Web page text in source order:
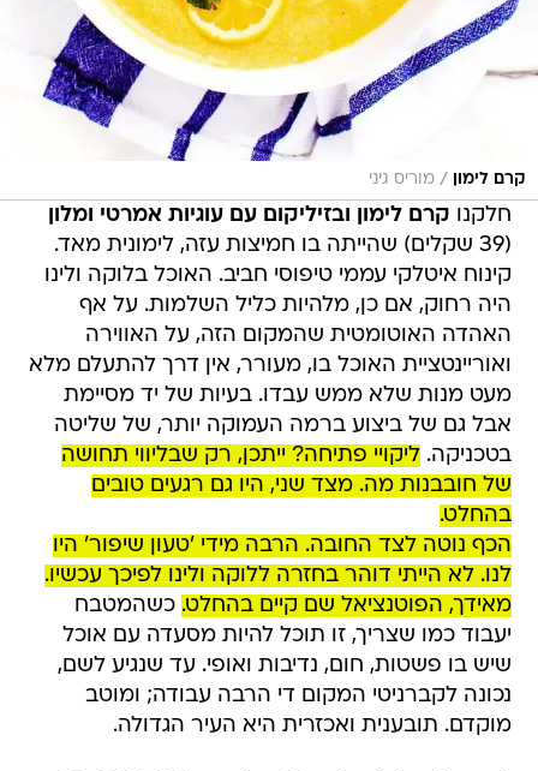
קרם לימון / מוריס גיני
חלקנו קרם לימון ובזיליקום עם עוגיות אמרטי ומלון
(39 שקלים) שהייתה בו חמיצות עזה, לימונית מאד.
קינוח איטלקי עממי טיפוסי חביב. האוכל בלוקה ולינו
היה רחוק, אם כן, מלהיות כליל השלמות. על אף
האהדה האוטומטית שהמקום הזה, על האווירה
ואוריינטציית האוכל בו, מעורר, אין דרך להתעלם מלא
מעט מנות שלא ממש עבדו. בעיות של יד מסיימת
אבל גם של ביצוע ברמה העמוקה יותר, של שליטה
בטכניקה.ליקויי פתיחה? ייתכן, רק שבליווי תחושה
של חובבנות מה. מצד שני, היו גם רגעים טובים
בהחלט.
הכף נוטה לצד החובה. הרבה מידי 'טעון שיפור' היו
לנו. לא הייתי דוהר בחזרה ללוקה ולינו לפיכך עכשיו.
מאידך, הפוטנציאל שם קיים בהחלט. כשהמטבח
יעבוד כמו שצריך, זו תוכל להיות מסעדה עם אוכל
שיש בו פשטות, חום, נדיבות ואופי. עד שנגיע לשם,
נכונה לקברניטי המקום די הרבה עבודה; ומוטב
מוקדם. תובענית ואכזרית היא העיר הגדולה.